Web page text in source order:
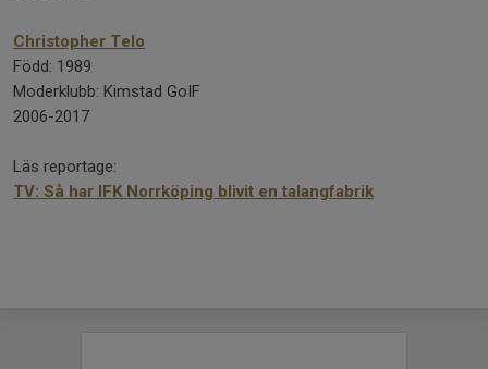
Christopher Telo
Född: 1989
Moderklubb: Kimstad GoIF
2006-2017
Läs reportage:
TV: Så har IFK Norrköping blivit en talangfabrik